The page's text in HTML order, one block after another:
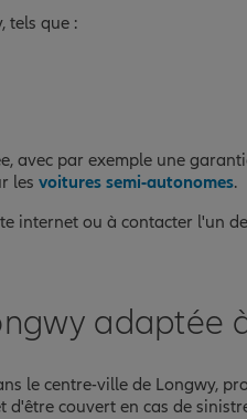
tels que :
par exemple une
les voitures semi-autonomes.
internet ou à contacter l'un
adaptée
le centre-ville de Longwy,
d'être couvert en cas de